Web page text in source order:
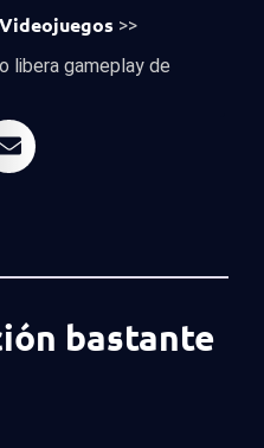
Videojuegos >>
libera gameplay de
bastante